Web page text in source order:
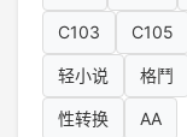
C103 C105
轻小说 格鬥
性转换 AA